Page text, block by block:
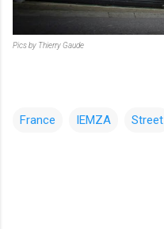
Pics by Thierry Gaude
France IEMZA Street